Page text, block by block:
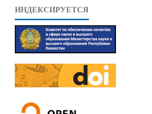
ИНДЕКСИРУЕТСЯ